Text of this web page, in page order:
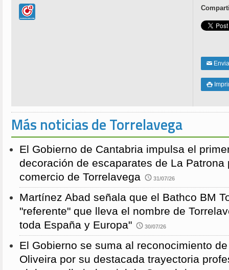
✉

Más noticias de Torrelavega
El Gobierno de Cantabria impulsa el
decoración de escaparates de La Patrona
comercio de Torrelavega
31/07/26
Martínez Abad señala que el Bathco BM
"referente" que lleva el nombre de
toda España y Europa"
30/07/26
El Gobierno se suma al reconocimiento
Oliveira por su destacada trayectoria